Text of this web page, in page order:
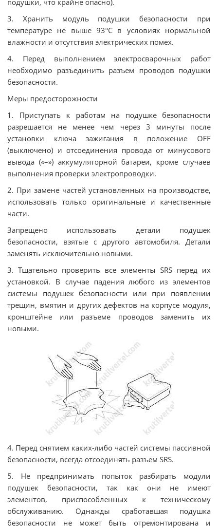
подушки, что крайне опасно).
3. Хранить модуль подушки безопасности при
температуре не выше 93°С в условиях нормальной
влажности и отсутствия электрических помех.
4. Перед выполнением электросварочных работ
необходимо разъединить разъем проводов подушки
безопасности.
Меры предосторожности
1. Приступать к работам на подушке безопасности
разрешается не менее чем через 3 минуты после
установки ключа зажигания в положение OFF
(выключено) и отсоединения провода от минусового
вывода («–») аккумуляторной батареи, кроме случаев
выполнения проверки электропроводки.
2. При замене частей установленных на производстве,
использовать только оригинальные и качественные
части.
Запрещено использовать детали подушек
безопасности, взятые с другого автомобиля. Детали
заменять исключительно новыми.
3. Тщательно проверить все элементы SRS перед их
установкой. В случае падения любого из элементов
системы подушек безопасности или при появлении
трещин, вмятин и других дефектов на корпусе модуля,
кронштейне или разъеме проводов заменить их
новыми.
4. Перед снятием каких-либо частей системы пассивной
безопасности, всегда отсоединять разъем SRS.
5. Не предпринимать попыток разбирать модули
подушек безопасности, так как они не имеют
элементов, приспособленных к техническому
обслуживанию. Однажды сработавшая подушка
безопасности не может быть отремонтирована и